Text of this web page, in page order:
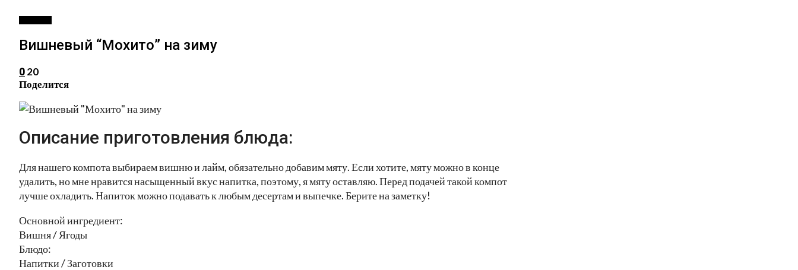
Вишневый “Мохито” на зиму
0 20
Поделится
Описание приготовления блюда:
Для нашего компота выбираем вишню и лайм, обязательно добавим мяту. Если хотите, мяту можно в конце
удалить, но мне нравится насыщенный вкус напитка, поэтому, я мяту оставляю. Перед подачей такой компот
лучше охладить. Напиток можно подавать к любым десертам и выпечке. Берите на заметку!
Основной ингредиент:
Вишня / Ягоды
Блюдо:
Напитки / Заготовки